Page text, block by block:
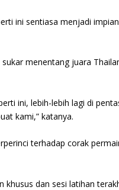
ini sentiasa menjadi
menentang juara
ini, lebih-lebih lagi di
kami,” katanya.
terhadap corak
dan sesi latihan